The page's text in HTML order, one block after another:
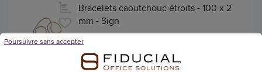
Bracelets caoutchouc étroits - 100 x 2
mm - Sign
Référence :
Boîte de bracelets caoutchoucs étroits-
Poursuivre sans accepter